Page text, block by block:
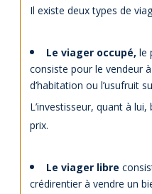
Il existe deux types de
Le viager occupé,le
consiste pour le vendeur
d’habitation ou l’usufruit
L’investisseur, quant à
prix.
Le viager libre
crédirentier à vendre un